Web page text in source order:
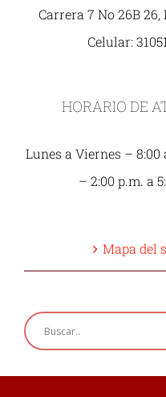
Carrera 7 No 26B
Celular:
HORARIO DE
Lunes a Viernes – 8:00
– 2:00 p.m. a
Mapa del